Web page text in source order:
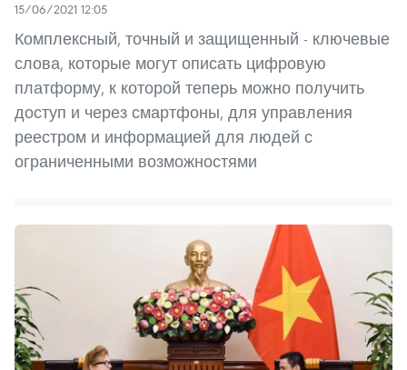
15/06/2021 12:05
Комплексный, точный и защищенный - ключевые
слова, которые могут описать цифровую
платформу, к которой теперь можно получить
доступ и через смартфоны, для управления
реестром и информацией для людей с
ограниченными возможностями